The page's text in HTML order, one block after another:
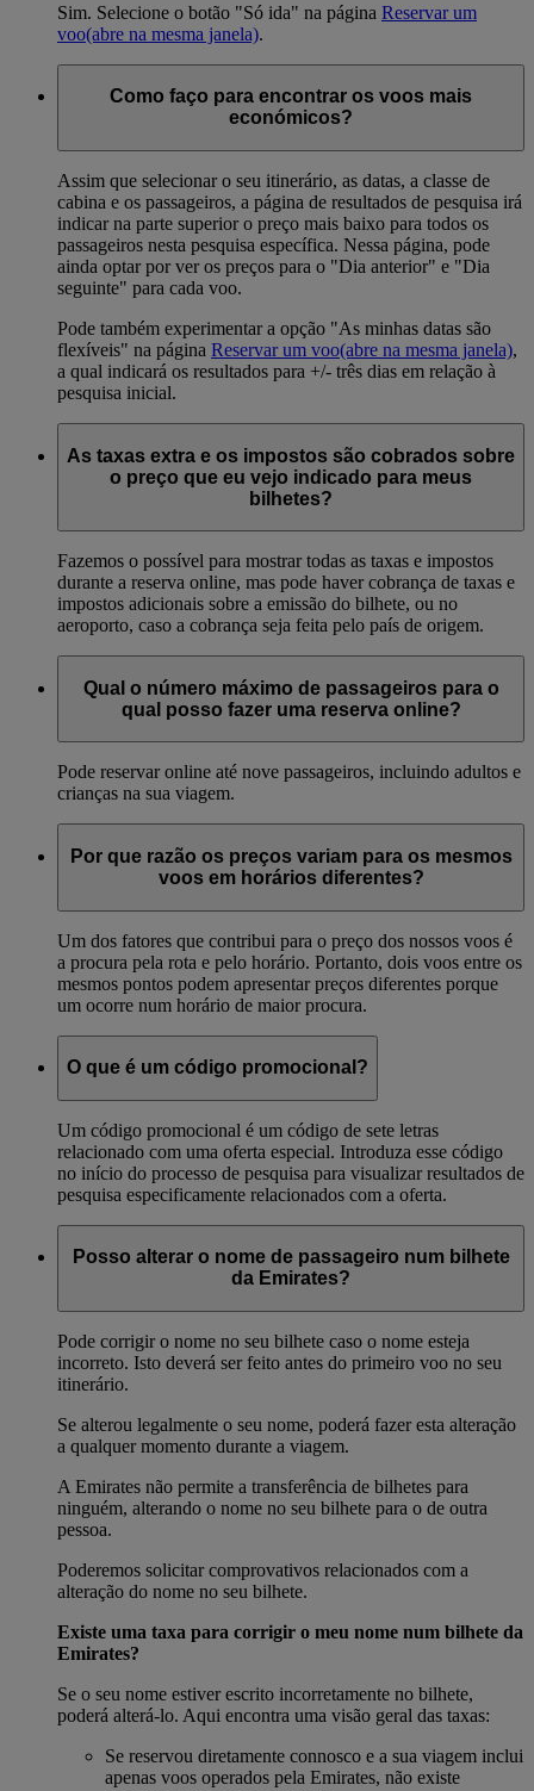
Sim. Selecione o botão "Só ida" na página Reservar um
voo(abre na mesma janela).
Como faço para encontrar os voos mais
económicos?
Assim que selecionar o seu itinerário, as datas, a classe de
cabina e os passageiros, a página de resultados de pesquisa irá
indicar na parte superior o preço mais baixo para todos os
passageiros nesta pesquisa específica. Nessa página, pode
ainda optar por ver os preços para o "Dia anterior" e "Dia
seguinte" para cada voo.
Pode também experimentar a opção "As minhas datas são
flexíveis" na página Reservar um voo(abre na mesma janela),
a qual indicará os resultados para +/- três dias em relação à
pesquisa inicial.
As taxas extra e os impostos são cobrados sobre
o preço que eu vejo indicado para meus
bilhetes?
Fazemos o possível para mostrar todas as taxas e impostos
durante a reserva online, mas pode haver cobrança de taxas e
impostos adicionais sobre a emissão do bilhete, ou no
aeroporto, caso a cobrança seja feita pelo país de origem.
Qual o número máximo de passageiros para o
qual posso fazer uma reserva online?
Pode reservar online até nove passageiros, incluindo adultos e
crianças na sua viagem.
Por que razão os preços variam para os mesmos
voos em horários diferentes?
Um dos fatores que contribui para o preço dos nossos voos é
a procura pela rota e pelo horário. Portanto, dois voos entre os
mesmos pontos podem apresentar preços diferentes porque
um ocorre num horário de maior procura.
O que é um código promocional?
Um código promocional é um código de sete letras
relacionado com uma oferta especial. Introduza esse código
no início do processo de pesquisa para visualizar resultados de
pesquisa especificamente relacionados com a oferta.
Posso alterar o nome de passageiro num bilhete
da Emirates?
Pode corrigir o nome no seu bilhete caso o nome esteja
incorreto. Isto deverá ser feito antes do primeiro voo no seu
itinerário.
Se alterou legalmente o seu nome, poderá fazer esta alteração
a qualquer momento durante a viagem.
A Emirates não permite a transferência de bilhetes para
ninguém, alterando o nome no seu bilhete para o de outra
pessoa.
Poderemos solicitar comprovativos relacionados com a
alteração do nome no seu bilhete.
Existe uma taxa para corrigir o meu nome num bilhete da
Emirates?
Se o seu nome estiver escrito incorretamente no bilhete,
poderá alterá-lo. Aqui encontra uma visão geral das taxas:
Se reservou diretamente connosco e a sua viagem inclui
apenas voos operados pela Emirates, não existe